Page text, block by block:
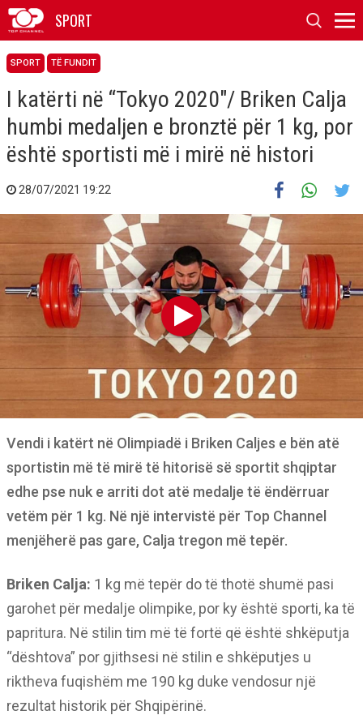
SPORT
SPORT TË FUNDIT
I katërti në “Tokyo 2020″/ Briken Calja
humbi medaljen e bronztë për 1 kg, por
është sportisti më i mirë në histori
28/07/2021 19:22
Vendi i katërt në Olimpiadë i Briken Caljes e bën atë
sportistin më të mirë të hitorisë së sportit shqiptar
edhe pse nuk e arriti dot atë medalje të ëndërruar
vetëm për 1 kg. Në një intervistë për Top Channel
menjëherë pas gare, Calja tregon më tepër.
Briken Calja: 1 kg më tepër do të thotë shumë pasi
garohet për medalje olimpike, por ky është sporti, ka të
papritura. Në stilin tim më të fortë që është shkëputja
“dështova” por gjithsesi në stilin e shkëputjes u
riktheva fuqishëm me 190 kg duke vendosur një
rezultat historik për Shqipërinë.